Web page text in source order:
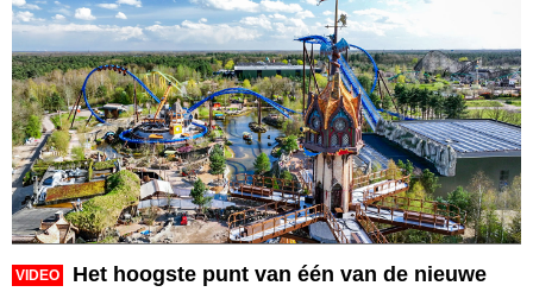
VIDEO
Het hoogste punt van één van de nieuwe